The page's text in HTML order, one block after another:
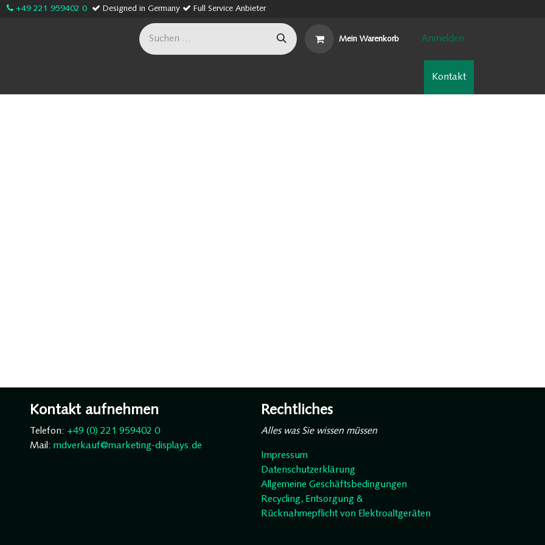
+49 221 959402 0 Designed in Germany Full Service Anbieter
Mein Warenkorb Anmelden
Kontakt
Kontakt aufnehmen
Telefon: +49 (0) 221 959402 0
Mail: mdverkauf@marketing-displays.de
Rechtliches
Alles was Sie wissen müssen
Impressum
Datenschutzerklärung
Allgemeine Geschäftsbedingungen
Recycling, Entsorgung &
Rücknahmepflicht von Elektroaltgeräten